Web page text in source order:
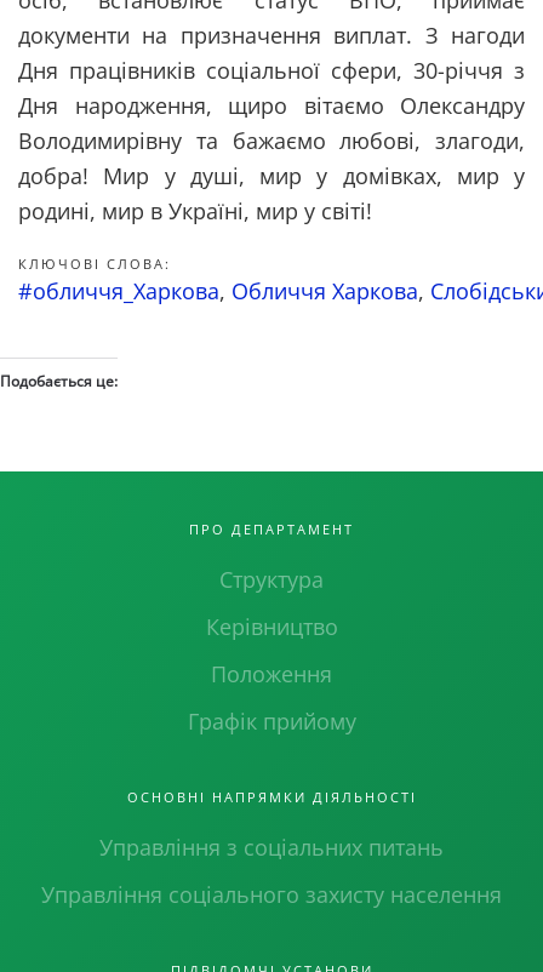
документи на призначення виплат. З нагоди
Дня працівників соціальної сфери, 30-річчя з
Дня народження, щиро вітаємо Олександру
Володимирівну та бажаємо любові, злагоди,
добра! Мир у душі, мир у домівках, мир у
родині, мир в Україні, мир у світі!
КЛЮЧОВІ СЛОВА:
#обличчя_Харкова, Обличчя Харкова,
Подобається це:
ПРО ДЕПАРТАМЕНТ
Структура
Керівництво
Положення
Графік прийому
ОСНОВНІ НАПРЯМКИ ДІЯЛЬНОСТІ
Управління з соціальних питань
Управління соціального захисту населення